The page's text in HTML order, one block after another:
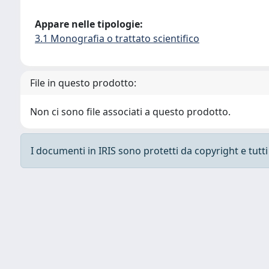
Appare nelle tipologie:
3.1 Monografia o trattato scientifico
File in questo prodotto:
Non ci sono file associati a questo prodotto.
I documenti in IRIS sono protetti da copyright e